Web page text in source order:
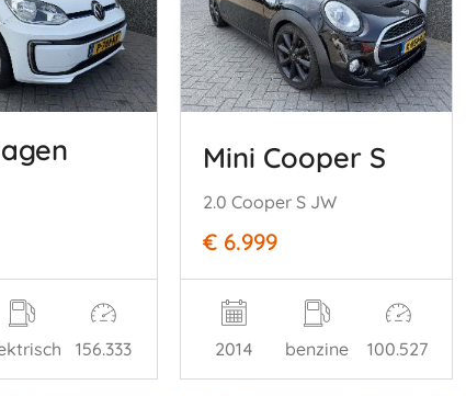
156.333
Mini Cooper S
2.0 Cooper S JW
€ 6.999
2014 benzine 100.527